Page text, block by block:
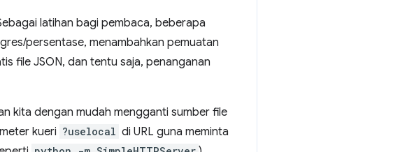
latihan bagi pembaca, beberapa
persentase, menambahkan pemuatan
file JSON, dan tentu saja, penanganan
kita dengan mudah mengganti sumber file
kueri ?uselocal di URL guna meminta